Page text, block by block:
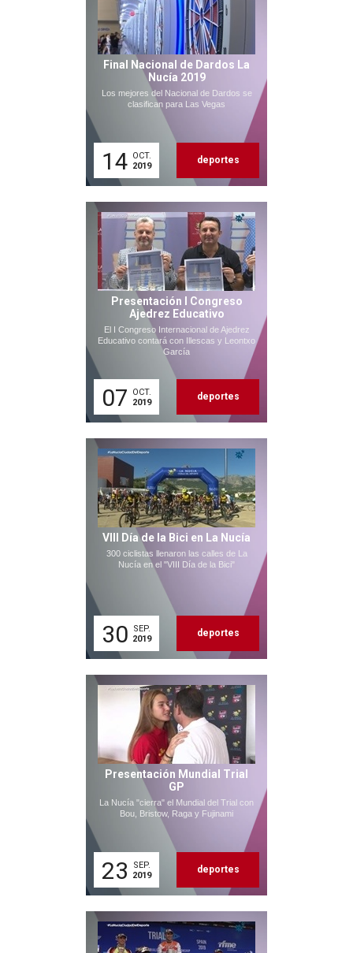
Final Nacional de Dardos La
Nucía 2019
Los mejores del Nacional de Dardos se
clasifican para Las Vegas
14 OCT.
2019
deportes
Presentación I Congreso
Ajedrez Educativo
El I Congreso Internacional de Ajedrez
Educativo contará con Illescas y Leontxo
García
07
OCT.
2019
deportes
VIII Día de la Bici en La Nucía
300 ciclistas llenaron las calles de La
Nucía en el "VIII Día de la Bici"
30
SEP.
2019
deportes
Presentación Mundial Trial
GP
La Nucía "cierra" el Mundial del Trial con
Bou, Bristow, Raga y Fujinami
23
SEP.
2019
deportes